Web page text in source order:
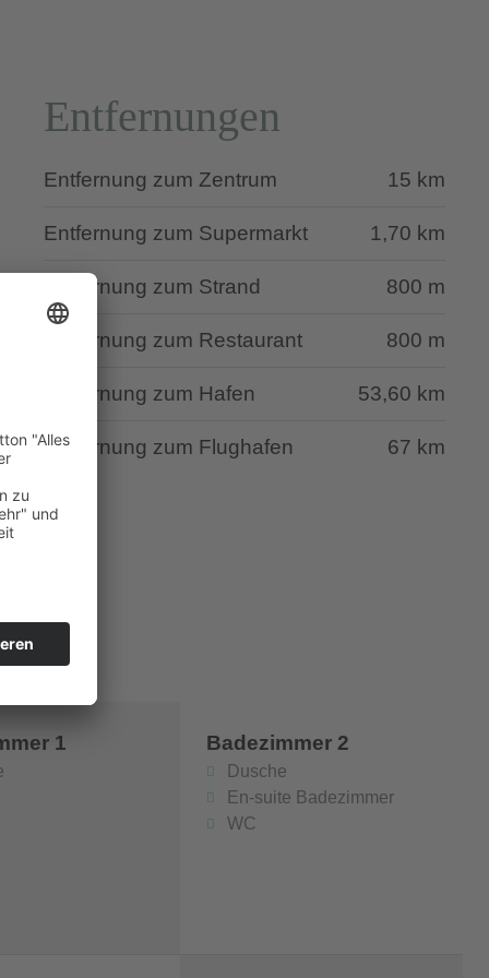
Entfernungen
Entfernung zum Zentrum 15 km
Entfernung zum Supermarkt 1,70 km
Entfernung zum Strand 800 m
Entfernung zum Restaurant 800 m
Entfernung zum Hafen 53,60 km
Entfernung zum Flughafen 67 km
1 Badezimmer 2
Dusche
En-suite Badezimmer
WC